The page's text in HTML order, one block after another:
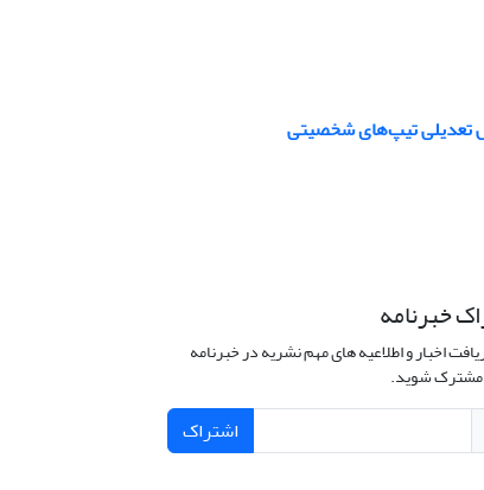
تعدیلی تیپ‌های شخصیتی
خبرنامه
اخبار و اطلاعیه های مهم نشریه در خبرنامه
شوید.
اشتراک